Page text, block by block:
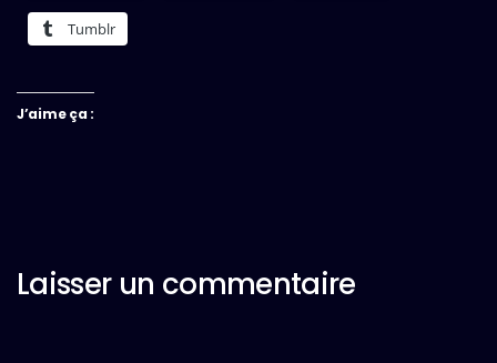
Tumblr
J’aime ça :
Laisser un commentaire